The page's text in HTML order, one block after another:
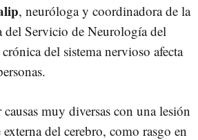
, neuróloga y coordinadora de la
del Servicio de Neurología del
del sistema nervioso afecta
muy diversas con una lesión
del cerebro, como rasgo en